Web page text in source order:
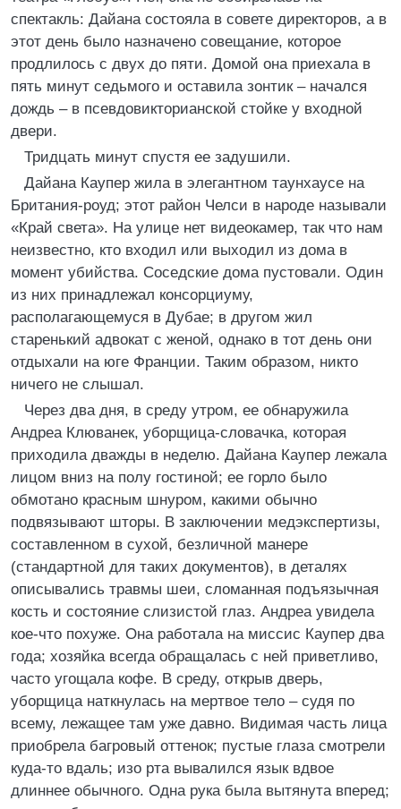
спектакль: Дайана состояла в совете директоров, а в
этот день было назначено совещание, которое
продлилось с двух до пяти. Домой она приехала в
пять минут седьмого и оставила зонтик – начался
дождь – в псевдовикторианской стойке у входной
двери.
Тридцать минут спустя ее задушили.
Дайана Каупер жила в элегантном таунхаусе на
Британия-роуд; этот район Челси в народе называли
«Край света». На улице нет видеокамер, так что нам
неизвестно, кто входил или выходил из дома в
момент убийства. Соседские дома пустовали. Один
из них принадлежал консорциуму,
располагающемуся в Дубае; в другом жил
старенький адвокат с женой, однако в тот день они
отдыхали на юге Франции. Таким образом, никто
ничего не слышал.
Через два дня, в среду утром, ее обнаружила
Андреа Клюванек, уборщица-словачка, которая
приходила дважды в неделю. Дайана Каупер лежала
лицом вниз на полу гостиной; ее горло было
обмотано красным шнуром, какими обычно
подвязывают шторы. В заключении медэкспертизы,
составленном в сухой, безличной манере
(стандартной для таких документов), в деталях
описывались травмы шеи, сломанная подъязычная
кость и состояние слизистой глаз. Андреа увидела
кое-что похуже. Она работала на миссис Каупер два
года; хозяйка всегда обращалась с ней приветливо,
часто угощала кофе. В среду, открыв дверь,
уборщица наткнулась на мертвое тело – судя по
всему, лежащее там уже давно. Видимая часть лица
приобрела багровый оттенок; пустые глаза смотрели
куда-то вдаль; изо рта вывалился язык вдвое
длиннее обычного. Одна рука была вытянута вперед;